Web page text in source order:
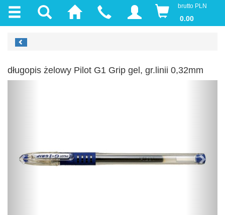
brutto PLN
0.00
długopis żelowy Pilot G1 Grip gel, gr.linii 0,32mm